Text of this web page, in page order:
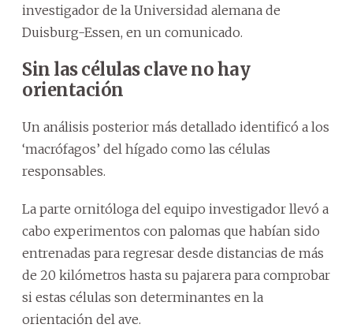
investigador de la Universidad alemana de
Duisburg-Essen, en un comunicado.
Sin las células clave no hay
orientación
Un análisis posterior más detallado identificó a los
‘macrófagos’ del hígado como las células
responsables.
La parte ornitóloga del equipo investigador llevó a
cabo experimentos con palomas que habían sido
entrenadas para regresar desde distancias de más
de 20 kilómetros hasta su pajarera para comprobar
si estas células son determinantes en la
orientación del ave.